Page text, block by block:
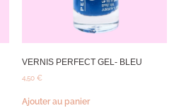
VERNIS PERFECT GEL- BLEU
4,50 €
Ajouter au panier